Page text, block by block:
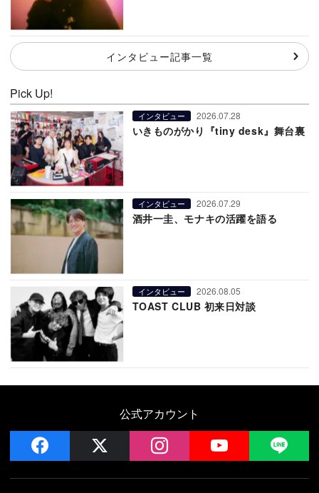
インタビュー記事一覧
Pick Up!
インタビュー 2026.07.28
いきものがかり『tiny desk』舞台裏
インタビュー 2026.07.29
酒井一圭、モナキの活躍を語る
インタビュー 2026.08.05
TOAST CLUB 初来日対談
公式アカウント
facebook instagram YouTube